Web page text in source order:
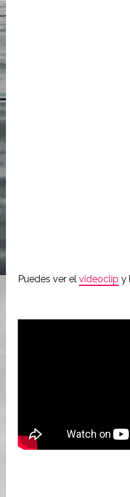
Puedes ver el videoclip y